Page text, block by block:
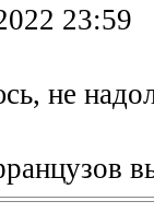
23:59
не